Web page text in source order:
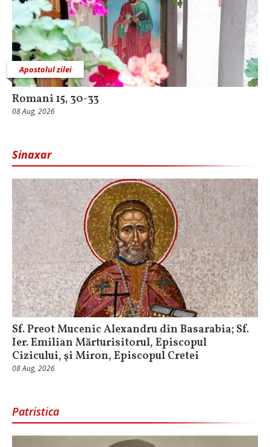
Apostolul zilei
Romani 15, 30-33
08 Aug, 2026
Sinaxar
Sf. Preot Mucenic Alexandru din Basarabia; Sf.
Ier. Emilian Mărturisitorul, Episcopul
Cizicului, şi Miron, Episcopul Cretei
08 Aug, 2026
Patristica